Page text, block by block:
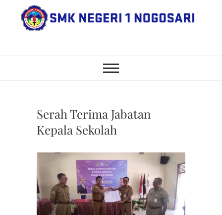
SMK Negeri 1
Nogosari
BOYOLALI
Serah Terima Jabatan
Kepala Sekolah